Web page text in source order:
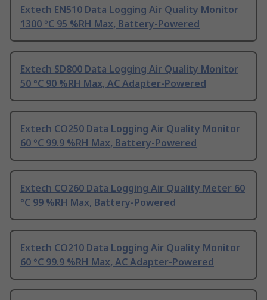
Extech EN510 Data Logging Air Quality Monitor
1300 °C 95 %RH Max, Battery-Powered
Extech SD800 Data Logging Air Quality Monitor
50 °C 90 %RH Max, AC Adapter-Powered
Extech CO250 Data Logging Air Quality Monitor
60 °C 99.9 %RH Max, Battery-Powered
Extech CO260 Data Logging Air Quality Meter 60
°C 99 %RH Max, Battery-Powered
Extech CO210 Data Logging Air Quality Monitor
60 °C 99.9 %RH Max, AC Adapter-Powered